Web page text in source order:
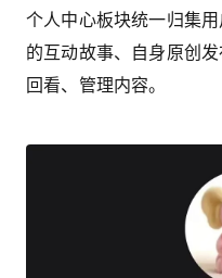
个人中心板块统一归集
的互动故事、自身原创
回看、管理内容。